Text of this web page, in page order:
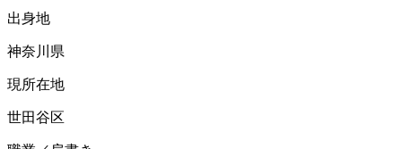
出身地
神奈川県
現所在地
世田谷区